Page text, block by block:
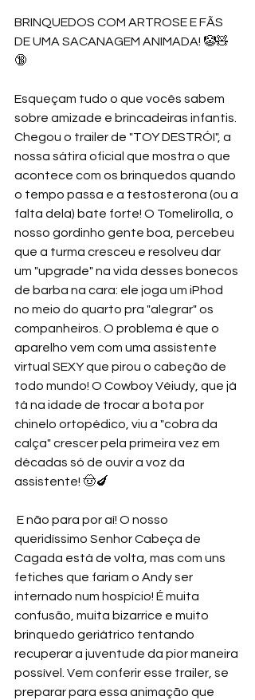
BRINQUEDOS COM ARTROSE E FÃS
DE UMA SACANAGEM ANIMADA! 🤡🧸
🔞
Esqueçam tudo o que vocês sabem
sobre amizade e brincadeiras infantis.
Chegou o trailer de "TOY DESTRÓI", a
nossa sátira oficial que mostra o que
acontece com os brinquedos quando
o tempo passa e a testosterona (ou a
falta dela) bate forte! O Tomelirolla, o
nosso gordinho gente boa, percebeu
que a turma cresceu e resolveu dar
um "upgrade" na vida desses bonecos
de barba na cara: ele joga um iPhod
no meio do quarto pra "alegrar" os
companheiros. O problema é que o
aparelho vem com uma assistente
virtual SEXY que pirou o cabeção de
todo mundo! O Cowboy Véiudy, que já
tá na idade de trocar a bota por
chinelo ortopédico, viu a "cobra da
calça" crescer pela primeira vez em
décadas só de ouvir a voz da
assistente! 🤠🍆
queridíssimo Senhor Cabeça de
Cagada está de volta, mas com uns
fetiches que fariam o Andy ser
internado num hospício! É muita
confusão, muita bizarrice e muito
brinquedo geriátrico tentando
recuperar a juventude da pior maneira
possível. Vem conferir esse trailer, se
preparar para essa animação que